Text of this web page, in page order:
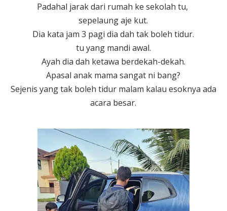
Padahal jarak dari rumah ke sekolah tu,
sepelaung aje kut.
Dia kata jam 3 pagi dia dah tak boleh tidur.
tu yang mandi awal.
Ayah dia dah ketawa berdekah-dekah.
Apasal anak mama sangat ni bang?
Sejenis yang tak boleh tidur malam kalau esoknya ada
acara besar.